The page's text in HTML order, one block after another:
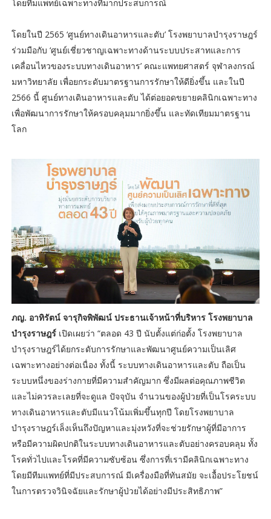
โดยทีมแพทย์เฉพาะทางที่มากประสบการณ์
โดยในปี 2565 ‘ศูนย์ทางเดินอาหารและตับ’ โรงพยาบาลบำรุงราษฎร์
ร่วมมือกับ ‘ศูนย์เชี่ยวชาญเฉพาะทางด้านระบบประสาทและการ
เคลื่อนไหวของระบบทางเดินอาหาร’ คณะแพทยศาสตร์ จุฬาลงกรณ์
มหาวิทยาลัย เพื่อยกระดับมาตรฐานการรักษาให้ดียิ่งขึ้น และในปี
2566 นี้ ศูนย์ทางเดินอาหารและตับ ได้ต่อยอดขยายคลินิกเฉพาะทาง
เพื่อพัฒนาการรักษาให้ครอบคลุมมากยิ่งขึ้น และทัดเทียมมาตรฐาน
โลก
ภญ. อาทิรัตน์ จารุกิจพิพัฒน์ ประธานเจ้าหน้าที่บริหาร โรงพยาบาล
บำรุงราษฎร์เปิดเผยว่า “ตลอด 43 ปี นับตั้งแต่ก่อตั้ง โรงพยาบาล
บำรุงราษฎร์ได้ยกระดับการรักษาและพัฒนาศูนย์ความเป็นเลิศ
เฉพาะทางอย่างต่อเนื่อง ทั้งนี้ ระบบทางเดินอาหารและตับ ถือเป็น
ระบบหนึ่งของร่างกายที่มีความสำคัญมาก ซึ่งมีผลต่อคุณภาพชีวิต
และไม่ควรละเลยที่จะดูแล ปัจจุบัน จำนวนของผู้ป่วยที่เป็นโรคระบบ
ทางเดินอาหารและตับมีแนวโน้มเพิ่มขึ้นทุกปี โดยโรงพยาบาล
บำรุงราษฎร์เล็งเห็นถึงปัญหาและมุ่งหวังที่จะช่วยรักษาผู้ที่มีอาการ
หรือมีความผิดปกติในระบบทางเดินอาหารและตับอย่างครอบคลุม ทั้ง
โรคทั่วไปและโรคที่มีความซับซ้อน ซึ่งการที่เรามีคลินิกเฉพาะทาง
โดยมีทีมแพทย์ที่มีประสบการณ์ มีเครื่องมือที่ทันสมัย จะเอื้อประโยชน์
ในการตรวจวินิจฉัยและรักษาผู้ป่วยได้อย่างมีประสิทธิภาพ”